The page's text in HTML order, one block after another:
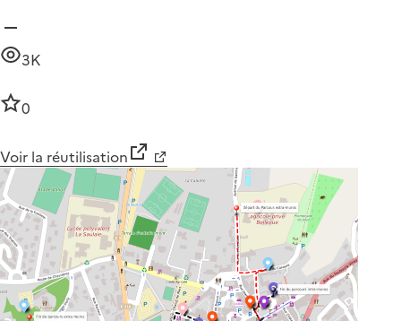
3K
0
Voir la réutilisation